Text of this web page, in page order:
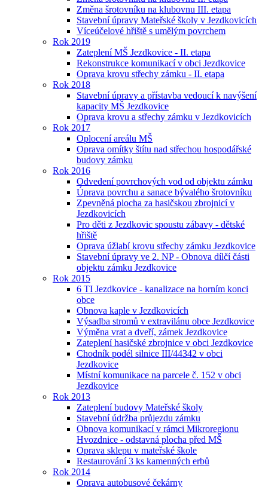
Změna šrotovníku na klubovnu III. etapa
Stavební úpravy Mateřské školy v Jezdkovicích
Víceúčelové hřiště s umělým povrchem
Rok 2019
Zateplení MŠ Jezdkovice - II. etapa
Rekonstrukce komunikací v obci Jezdkovice
Oprava krovu střechy zámku - II. etapa
Rok 2018
Stavební úpravy a přístavba vedoucí k navýšení
kapacity MŠ Jezdkovice
Oprava krovu a střechy zámku v Jezdkovicích
Rok 2017
Oplocení areálu MŠ
Oprava omítky štítu nad střechou hospodářské
budovy zámku
Rok 2016
Odvedení povrchových vod od objektu zámku
Úprava povrchu a sanace bývalého šrotovníku
Zpevněná plocha za hasičskou zbrojnicí v
Jezdkovicích
Pro děti z Jezdkovic spoustu zábavy - dětské
hřiště
Oprava úžlabí krovu střechy zámku Jezdkovice
Stavební úpravy ve 2. NP - Obnova dílčí části
objektu zámku Jezdkovice
Rok 2015
6 TI Jezdkovice - kanalizace na horním konci
obce
Obnova kaple v Jezdkovicích
Výsadba stromů v extravilánu obce Jezdkovice
Výměna vrat a dveří, zámek Jezdkovice
Zateplení hasičské zbrojnice v obci Jezdkovice
Chodník podél silnice III/44342 v obci
Jezdkovice
Místní komunikace na parcele č. 152 v obci
Jezdkovice
Rok 2013
Zateplení budovy Mateřské školy
Stavební údržba průjezdu zámku
Obnova komunikací v rámci Mikroregionu
Hvozdnice - odstavná plocha před MŠ
Oprava sklepu v mateřské škole
Restaurování 3 ks kamenných erbů
Rok 2014
Oprava autobusové čekárny